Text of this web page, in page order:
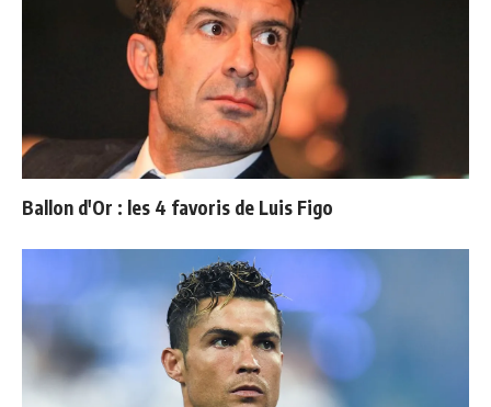
Ballon d'Or : les 4 favoris de Luis Figo